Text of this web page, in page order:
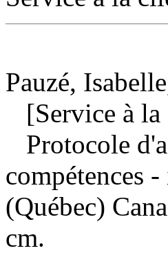
Pauzé,
[Service à
Protocole
compétences
(Québec)
cm.